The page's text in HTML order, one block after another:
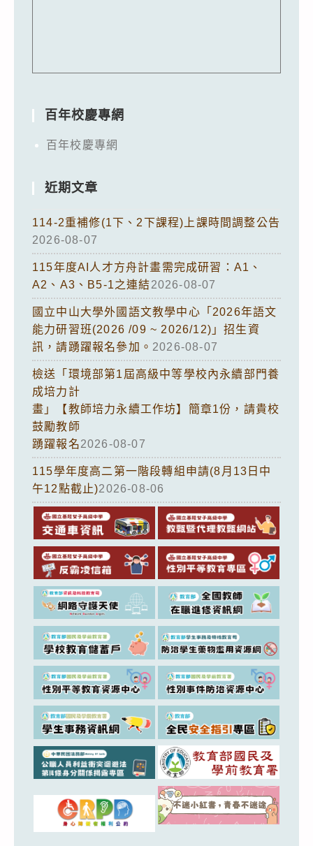
百年校慶專網
百年校慶專網
近期文章
114-2重補修(1下、2下課程)上課時間調整公告
2026-08-07
115年度AI人才方舟計畫需完成研習：A1、
A2、A3、B5-1之連結2026-08-07
國立中山大學外國語文教學中心「2026年語文
能力研習班(2026 /09 ~ 2026/12)」招生資
訊，請踴躍報名參加。 2026-08-07
檢送「環境部第1屆高級中等學校內永續部門養
成培力計
畫」【教師培力永續工作坊】簡章1份，請貴校
鼓勵教師
踴躍報名2026-08-07
115學年度高二第一階段轉組申請(8月13日中
午12點截止)2026-08-06